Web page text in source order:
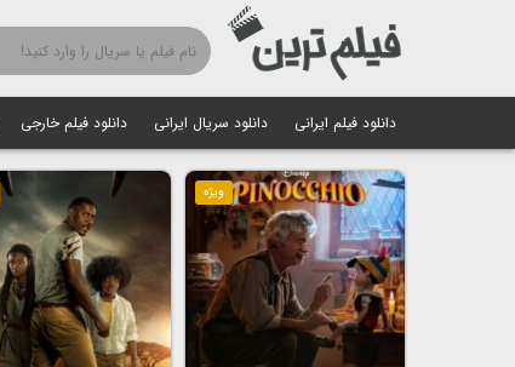
دانلود فیلم ایرانی دانلود سریال ایرانی دانلود فیلم خارجی
ویژه